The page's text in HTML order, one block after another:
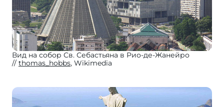
Вид на собор Св. Себастьяна в Рио-де-Жанейро
thomas_hobbs, Wikimedia